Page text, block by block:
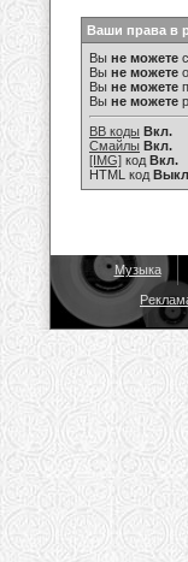
Ваши права в
Вы не можете
Вы не можете
Вы не можете
Вы не можете
BB коды Вкл.
Смайлы Вкл.
[IMG] код Вкл.
HTML код
Музыка